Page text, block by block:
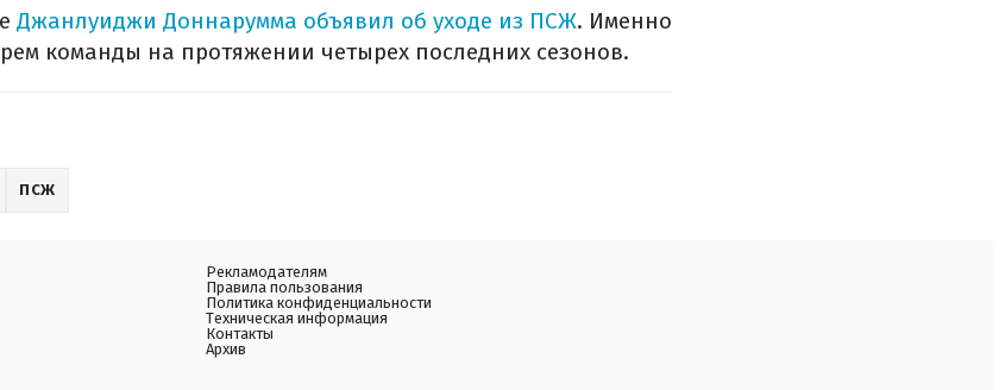
Джанлуиджи Доннарумма объявил об уходе из ПСЖ. Именно
команды на протяжении четырех последних сезонов.
ПСЖ
Рекламодателям
Правила пользования
Политика конфиденциальности
Техническая информация
Контакты
Архив